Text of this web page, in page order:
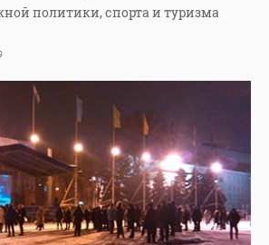
политики, спорта и туризма